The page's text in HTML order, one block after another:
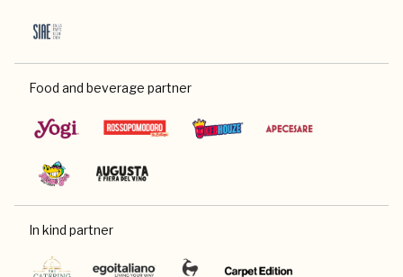
Food and beverage partner
In kind partner